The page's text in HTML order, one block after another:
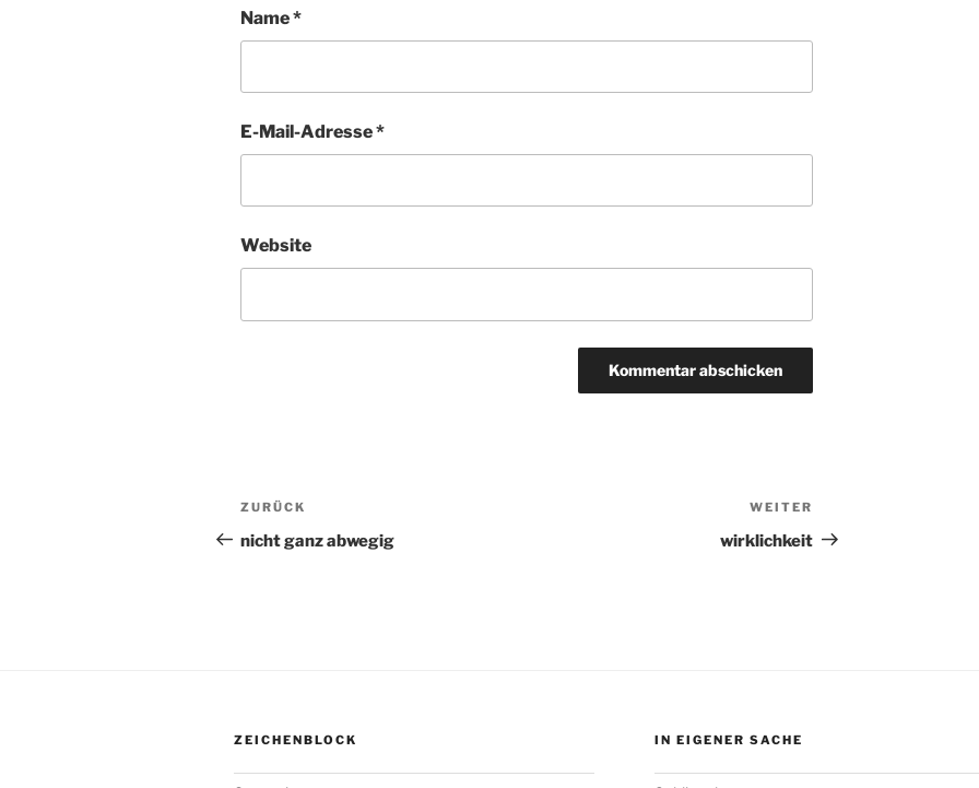
Name*
E-Mail-Adresse*
Website
Beitragsnavigation
Vorheriger
Beitrag
ZURÜCK
nicht ganz abwegig
Beitrag
WEITER
wirklichkeit
ZEICHENBLOCK IN EIGENER SACHE